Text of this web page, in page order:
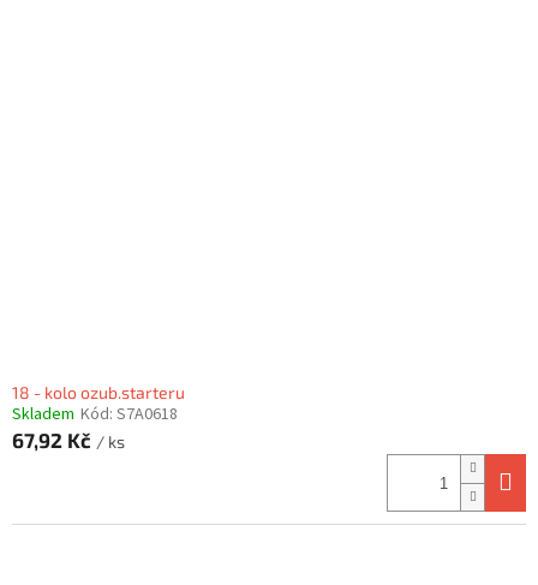
18 - kolo ozub.starteru
Skladem Kód: S7A0618
67,92 Kč / ks